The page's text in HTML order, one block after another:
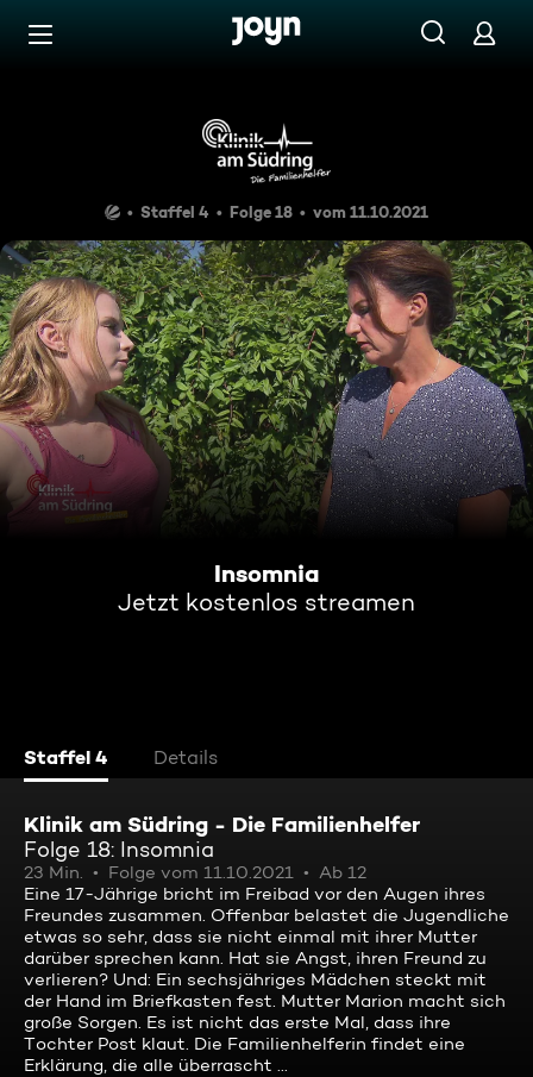
Zum Inhalt springen
Insomnia
Staffel 4 Folge 18 vom 11.10.2021
Insomnia
Jetzt kostenlos streamen
Staffel 4 Details
Klinik am Südring - Die Familienhelfer
Folge 18: Insomnia
23 Min. Folge vom 11.10.2021
Ab 12
Eine 17-Jährige bricht im Freibad vor den Augen ihres
Freundes zusammen. Offenbar belastet die Jugendliche
etwas so sehr, dass sie nicht einmal mit ihrer Mutter
darüber sprechen kann. Hat sie Angst, ihren Freund zu
verlieren? Und: Ein sechsjähriges Mädchen steckt mit
der Hand im Briefkasten fest. Mutter Marion macht sich
große Sorgen. Es ist nicht das erste Mal, dass ihre
Tochter Post klaut. Die Familienhelferin findet eine
Erklärung, die alle überrascht ...